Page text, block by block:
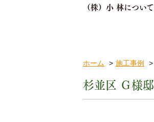
（株）小 林について
ホーム 施工事例
杉並区 Ｇ様邸